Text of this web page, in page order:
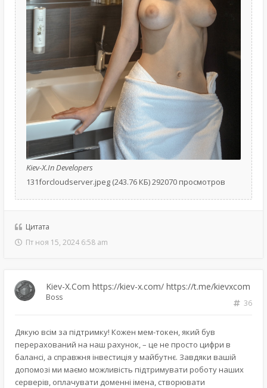
Kiev-X.In Developers
131forcloudserver.jpeg (243.76 КБ) 292070 просмотров
Цитата
Пт ноя 15, 2024 6:58 am
Kiev-X.Com https://kiev-x.com/ https://t.me/kievxcom
36
Boss
Дякую всім за підтримку! Кожен мем-токен, який був
перерахований на наш рахунок, – це не просто цифри в
балансі, а справжня інвестиція у майбутнє. Завдяки вашій
допомозі ми маємо можливість підтримувати роботу наших
серверів, оплачувати доменні імена, створювати